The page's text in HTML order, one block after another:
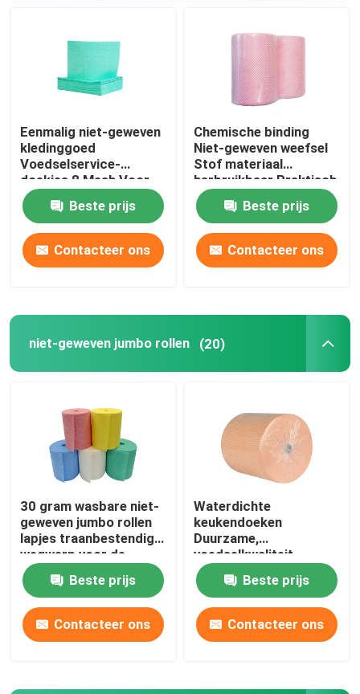
Eenmalig niet-geweven
kledinggoed
Voedselservice-
doekjes 8 Mesh Voor
schotel
Beste prijs
Contacteer ons
Chemische binding
Niet-geweven weefsel
Stof materiaal
herbruikbaar Praktisch
Beste prijs
Contacteer ons
niet-geweven jumbo rollen (20)
30 gram wasbare niet-
geweven jumbo rollen
lapjes traanbestendig
wegwerp voor de
keuken
Beste prijs
Contacteer ons
Waterdichte
keukendoeken
Duurzame,
voedselkwaliteit
wegwerphanddoeken
Beste prijs
Contacteer ons